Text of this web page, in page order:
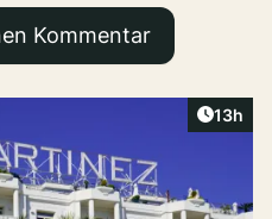
Kommentar
Artikel
13h